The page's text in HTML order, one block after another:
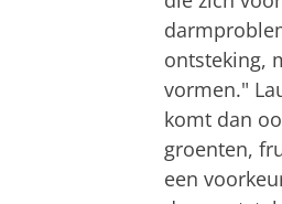
ontsteking,
vormen."
komt dan
groenten,
een